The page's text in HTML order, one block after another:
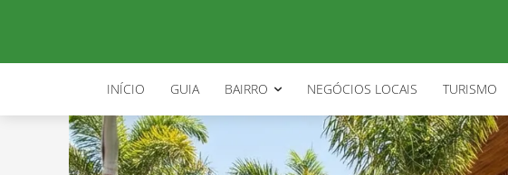
INÍCIO GUIA BAIRRO NEGÓCIOS LOCAIS TURISMO